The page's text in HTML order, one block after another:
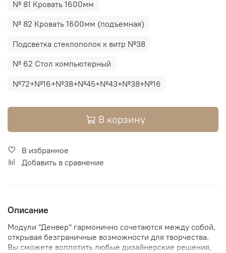
№ 81 Кровать 1600мм
№ 82 Кровать 1600мм (подъемная)
Подсветка стеклополок к витр №38
№ 62 Стол компьютерный
№72+№16+№38+№45+№43+№38+№16
В корзину
В избранное
Добавить в сравнение
Описание
Модули "Денвер" гармонично сочетаются между собой,
открывая безграничные возможности для творчества.
Вы сможете воплотить любые дизайнерские решения,